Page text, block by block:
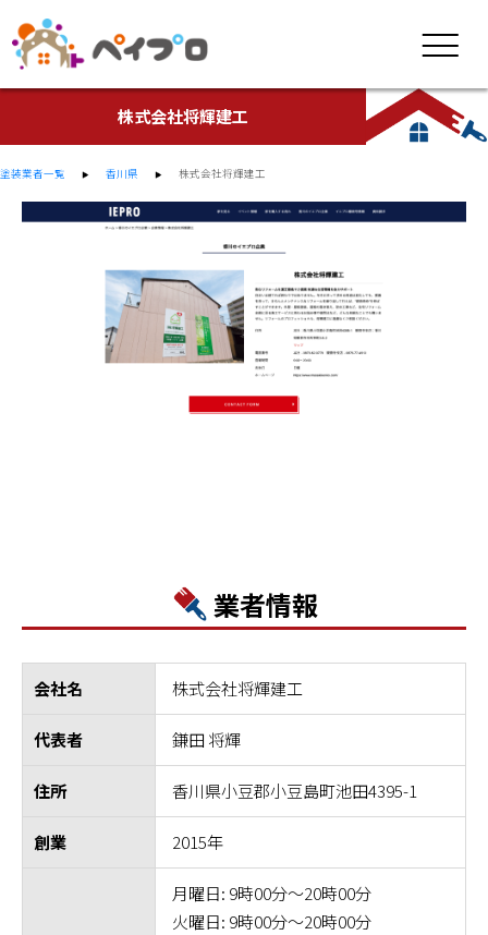
株式会社将輝建工
塗装業者一覧 香川県 株式会社将輝建工
業者情報
会社名 株式会社将輝建工
代表者 鎌田 将輝
住所 香川県小豆郡小豆島町池田4395-1
創業 2015年
月曜日: 9時00分～20時00分
火曜日: 9時00分～20時00分